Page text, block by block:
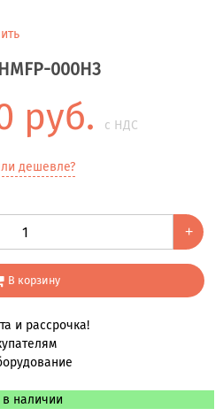
000H3
руб. с НДС
дешевле?
+
В корзину
и рассрочка!
в наличии